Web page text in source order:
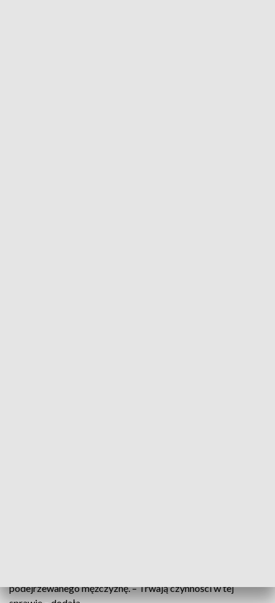
podejrzewanego mężczyznę. – Trwają czynności w tej